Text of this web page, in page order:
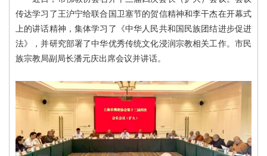
传达学习了王沪宁给联合国卫塞节的贺信精神和李干杰在开幕式
上的讲话精神，集体学习了《中华人民共和国民族团结进步促进
法》，并研究部署了中华优秀传统文化浸润宗教相关工作。市民
族宗教局副局长潘元庆出席会议并讲话。